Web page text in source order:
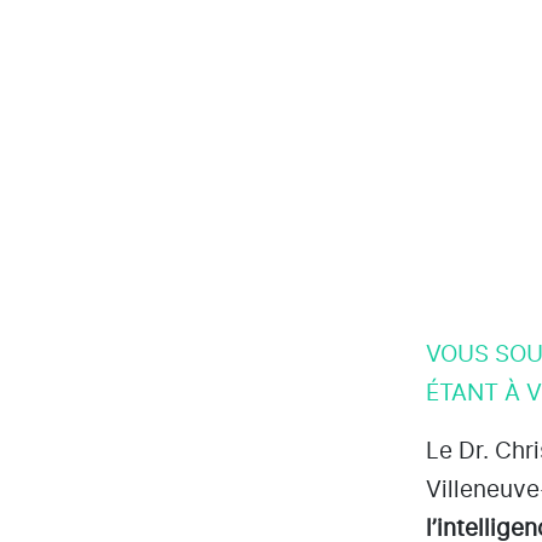
VOUS
ÉTANT À
Le Dr.